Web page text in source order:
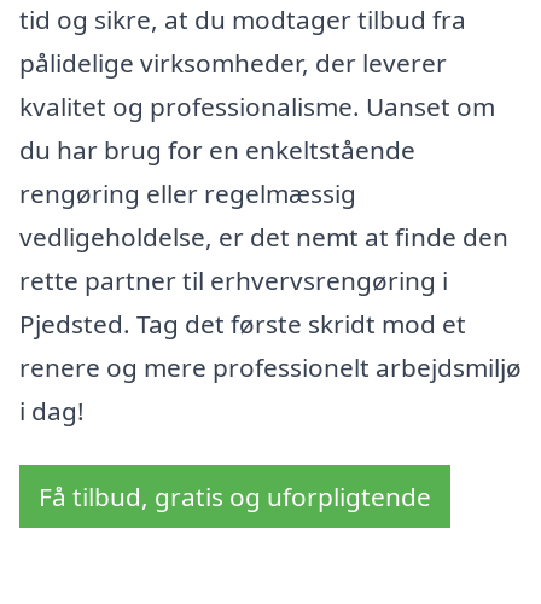
tid og sikre, at du modtager tilbud fra
pålidelige virksomheder, der leverer
kvalitet og professionalisme. Uanset om
du har brug for en enkeltstående
rengøring eller regelmæssig
vedligeholdelse, er det nemt at finde den
rette partner til erhvervsrengøring i
Pjedsted. Tag det første skridt mod et
renere og mere professionelt arbejdsmiljø
i dag!
Få tilbud, gratis og uforpligtende